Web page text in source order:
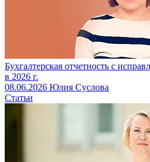
Бухгалтерская отчетность с
в 2026 г.
08.06.2026 Юлия Суслова
Статьи